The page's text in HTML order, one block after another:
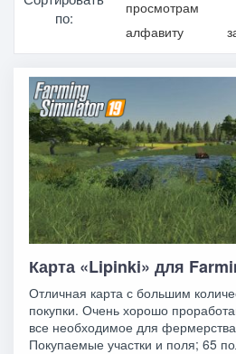
по:
просмотрам
алфавиту
Карта «Lipinki» для
Отличная карта с большим
покупки. Очень хорошо
все необходимое для
Покупаемые участки и поля; 65